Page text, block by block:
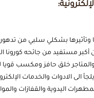
وتأثيرها بشكلي سلبي من
أكبر مستفيد من جائحه كورونا
خلق حافز ومكسب قويا
الى الادوات والخدمات
اليدوية والقفازات